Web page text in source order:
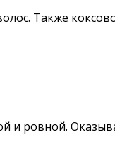
Также
и ровной.